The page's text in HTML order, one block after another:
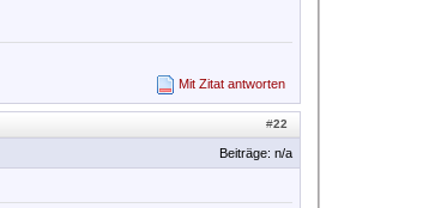
Mit Zitat antworten
#22
Beiträge: n/a